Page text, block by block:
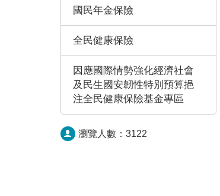
國民年金保險
全民健康保險
因應國際情勢強化經濟社會
及民生國安韌性特別預算挹
注全民健康保險基金專區
瀏覽人數： 3122